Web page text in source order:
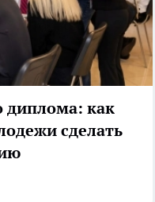
диплома: как
сделать